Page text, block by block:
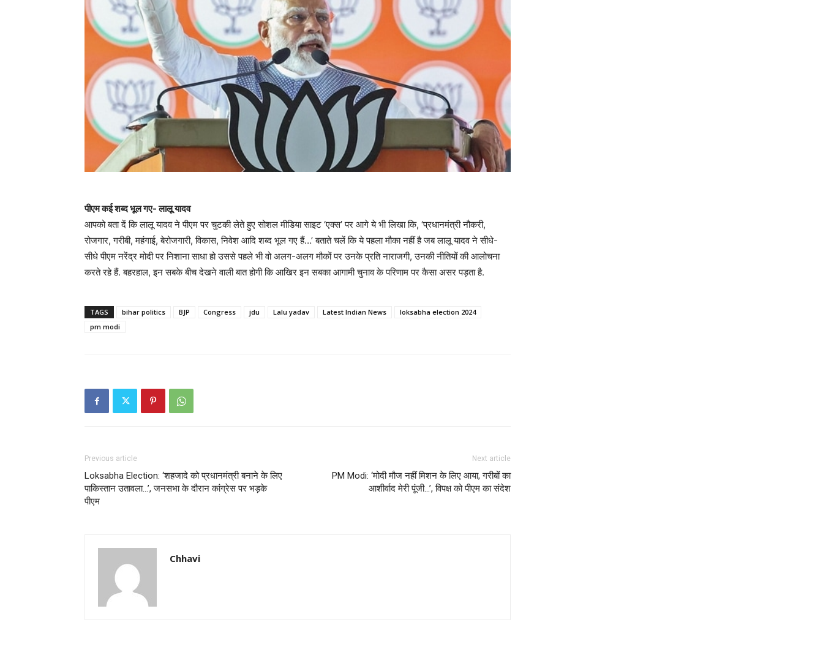
पीएम कई शब्द भूल गए- लालू यादव
आपको बता दें कि लालू यादव ने पीएम पर चुटकी लेते हुए सोशल मीडिया साइट ‘एक्स’ पर आगे ये भी लिखा कि, ‘प्रधानमंत्री नौकरी,
रोजगार, गरीबी, महंगाई, बेरोजगारी, विकास, निवेश आदि शब्द भूल गए हैं…’ बताते चलें कि ये पहला मौका नहीं है जब लालू यादव ने सीधे-
सीधे पीएम नरेंद्र मोदी पर निशाना साधा हो उससे पहले भी वो अलग-अलग मौकों पर उनके प्रति नाराजगी, उनकी नीतियों की आलोचना
करते रहे हैं. बहरहाल, इन सबके बीच देखने वाली बात होगी कि आखिर इन सबका आगामी चुनाव के परिणाम पर कैसा असर पड़ता है.
TAGS bihar politics BJP Congress jdu Lalu yadav Latest Indian News
loksabha election 2024
pm modi
Previous article
Loksabha Election: ‘शहजादे को प्रधानमंत्री बनाने के लिए
पाकिस्तान उतावला…’, जनसभा के दौरान कांग्रेस पर भड़के
पीएम
Next article
PM Modi: ‘मोदी मौज नहीं मिशन के लिए आया, गरीबों का
आशीर्वाद मेरी पूंजी…’, विपक्ष को पीएम का संदेश
Chhavi